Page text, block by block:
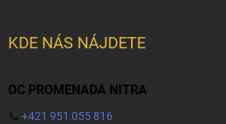
KDE NÁS NÁJDETE
OC PROMENADA NITRA
📞 +421 951 055 816